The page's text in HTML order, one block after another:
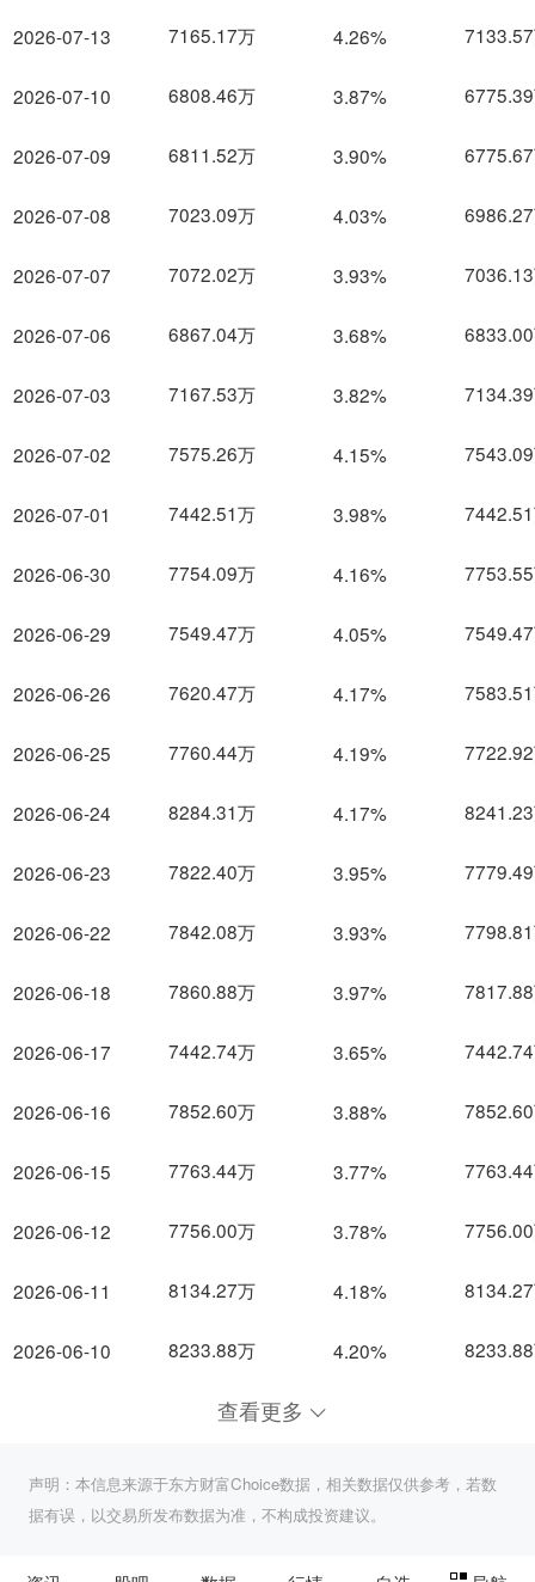
2026-07-13
2026-07-10
2026-07-09
2026-07-08
2026-07-07
2026-07-06
2026-07-03
2026-07-02
2026-07-01
2026-06-30
2026-06-29
2026-06-26
2026-06-25
2026-06-24
2026-06-23
2026-06-22
2026-06-18
2026-06-17
2026-06-16
2026-06-15
2026-06-12
2026-06-11
2026-06-10
7165.17万 4.26%
6808.46万 3.87%
6811.52万 3.90%
7023.09万 4.03%
7072.02万 3.93%
6867.04万 3.68%
7167.53万 3.82%
7575.26万 4.15%
7442.51万 3.98%
7754.09万 4.16%
7549.47万 4.05%
7620.47万 4.17%
7760.44万 4.19%
8284.31万 4.17%
7822.40万 3.95%
7842.08万 3.93%
7860.88万 3.97%
7442.74万 3.65%
7852.60万 3.88%
7763.44万 3.77%
7756.00万 3.78%
8134.27万 4.18%
8233.88万 4.20%
查看更多
声明：本信息来源于东方财富Choice数据，相关数据仅供参考，若数
据有误，以交易所发布数据为准，不构成投资建议。